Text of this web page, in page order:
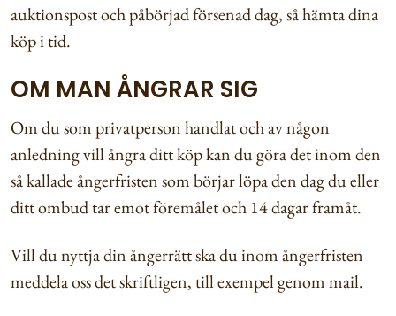
auktionspost och påbörjad försenad dag, så hämta dina
köp i tid.
OM MAN ÅNGRAR SIG
Om du som privatperson handlat och av någon
anledning vill ångra ditt köp kan du göra det inom den
så kallade ångerfristen som börjar löpa den dag du eller
ditt ombud tar emot föremålet och 14 dagar framåt.
Vill du nyttja din ångerrätt ska du inom ångerfristen
meddela oss det skriftligen, till exempel genom mail.